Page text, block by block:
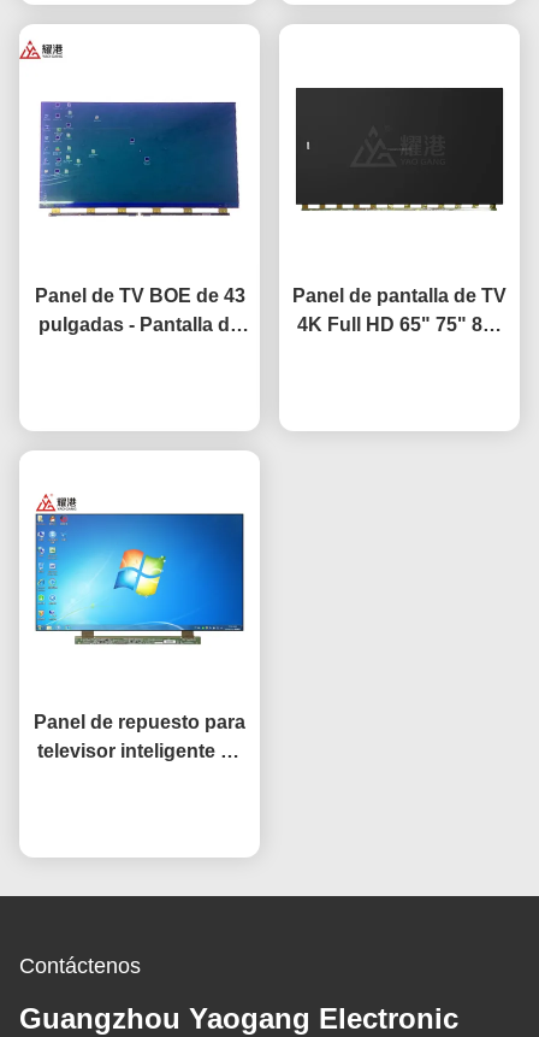
Panel de TV BOE de 43
pulgadas - Pantalla de
Panel de pantalla de TV
4K Full HD 65" 75" 85"
Panel de repuesto para
televisor inteligente de
Contáctenos
Guangzhou Yaogang Electronic